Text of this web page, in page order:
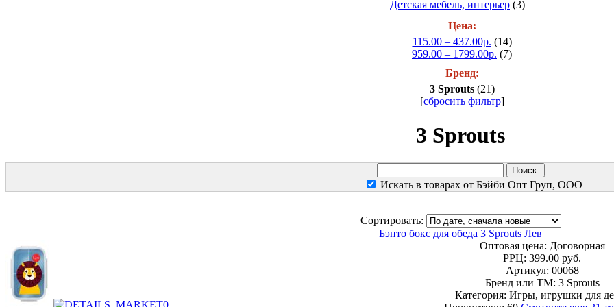
Детская мебель, интерьер (3)
Цена:
115.00 – 437.00р. (14)
959.00 – 1799.00р. (7)
Бренд:
3 Sprouts (21)
[сбросить фильтр]
3 Sprouts
Искать в товарах от Бэйби Опт Груп, ООО
Сортировать:
Бэнто бокс для обеда 3 Sprouts Лев
Оптовая цена: Договорная
РРЦ: 399.00 руб.
Артикул: 00068
Бренд или ТМ: 3 Sprouts
Категория: Игры, игрушки для